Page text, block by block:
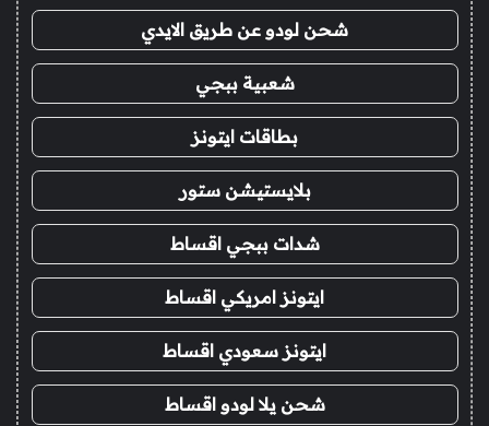
شحن لودو عن طريق الايدي
شعبية ببجي
بطاقات ايتونز
بلايستيشن ستور
شدات ببجي اقساط
ايتونز امريكي اقساط
ايتونز سعودي اقساط
شحن يلا لودو اقساط